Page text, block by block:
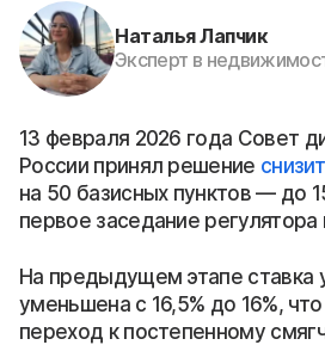
Наталья Лапчик
Эксперт в
13 февраля 2026 года Совет
России принял решение
на 50 базисных пунктов — до
первое заседание
На предыдущем этапе ставка
уменьшена с 16,5% до 16%,
переход к постепенному